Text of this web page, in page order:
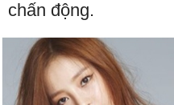
chấn động.